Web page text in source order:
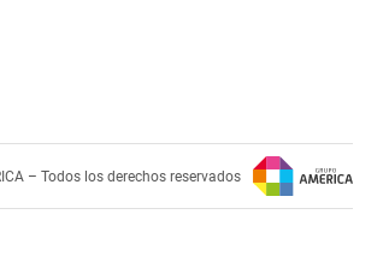
– Todos los derechos reservados